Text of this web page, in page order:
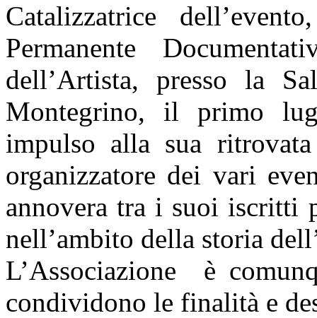
Catalizzatrice
Permanente
dell’Artista, presso la
Montegrino, il primo
impulso alla sua
organizzatore dei vari
annovera tra i suoi iscritti
nell’ambito della storia
L’Associazione
è
condividono le finalità e